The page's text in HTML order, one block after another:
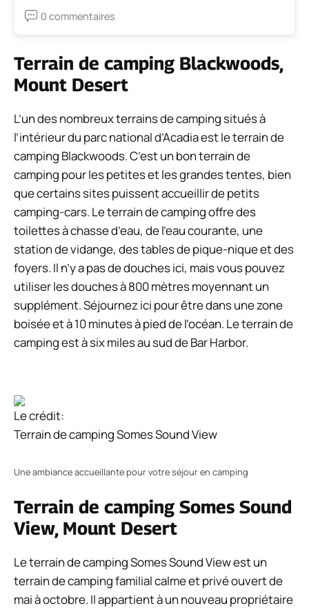
0 commentaires
Terrain de camping Blackwoods,
Mount Desert
L’un des nombreux terrains de camping situés à
l’intérieur du parc national d’Acadia est le terrain de
camping Blackwoods. C’est un bon terrain de
camping pour les petites et les grandes tentes, bien
que certains sites puissent accueillir de petits
camping-cars. Le terrain de camping offre des
toilettes à chasse d’eau, de l’eau courante, une
station de vidange, des tables de pique-nique et des
foyers. Il n’y a pas de douches ici, mais vous pouvez
utiliser les douches à 800 mètres moyennant un
supplément. Séjournez ici pour être dans une zone
boisée et à 10 minutes à pied de l’océan. Le terrain de
camping est à six miles au sud de Bar Harbor.
Le crédit:
Terrain de camping Somes Sound View
Une ambiance accueillante pour votre séjour en camping
Terrain de camping Somes Sound
View, Mount Desert
Le terrain de camping Somes Sound View est un
terrain de camping familial calme et privé ouvert de
mai à octobre. Il appartient à un nouveau propriétaire